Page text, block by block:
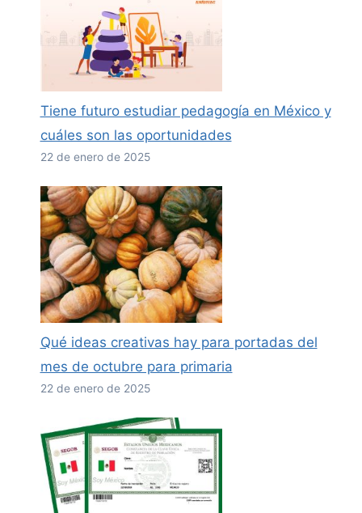
Tiene futuro estudiar pedagogía en México y
cuáles son las oportunidades
22 de enero de 2025
Qué ideas creativas hay para portadas del
mes de octubre para primaria
22 de enero de 2025